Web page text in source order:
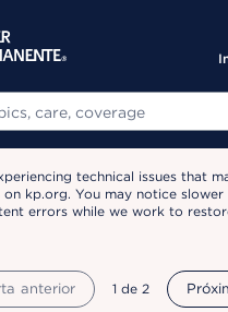
technical issues that
on kp.org. You may notice
errors while we work to
anterior mostrando
1 de 2